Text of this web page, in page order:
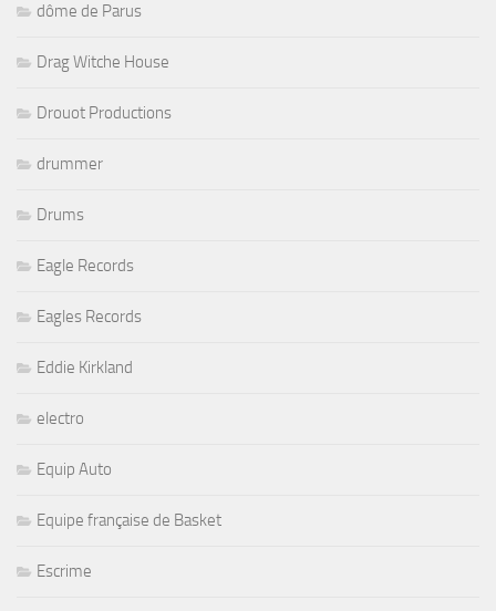
dôme de Parus
Drag Witche House
Drouot Productions
drummer
Drums
Eagle Records
Eagles Records
Eddie Kirkland
electro
Equip Auto
Equipe française de Basket
Escrime